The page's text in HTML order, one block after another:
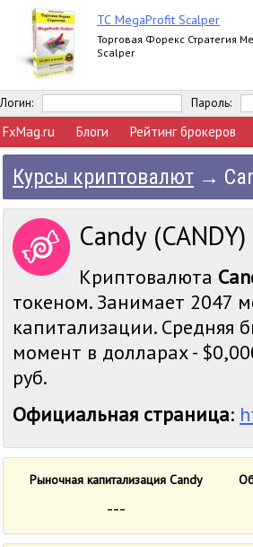
ТС MegaProfit Scalper
Торговая Форекс Стратегия
Scalper
Логин: Пароль:
FxMag.ru Блоги Рейтинг брокеров
Курсы криптовалют →
Candy (CANDY)
Криптовалюта
токеном. Занимает 2047
капитализации. Средняя
момент в долларах -
руб.
Официальная страница:
Рыночная капитализация Candy
---